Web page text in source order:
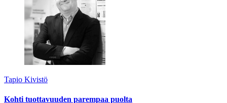
Tapio Kivistö
Kohti tuottavuuden parempaa puolta